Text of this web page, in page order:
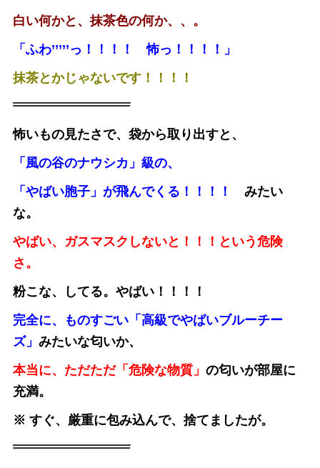
白い何かと、抹茶色の何か、、。
「ふわ’’’’’っ！！！！ 怖っ！！！！」
抹茶とかじゃないです！！！！
怖いもの見たさで、袋から取り出すと、
「風の谷のナウシカ」級の、
「やばい胞子」が飛んでくる！！！！
みたい
な。
やばい、ガスマスクしないと！！！という危険
さ。
粉こな、してる。やばい！！！！
完全に、ものすごい「高級でやばいブルーチー
ズ」 みたいな匂いか、
本当に、ただただ「危険な物質」 の匂いが部屋に
充満。
※ すぐ、厳重に包み込んで、捨てましたが。